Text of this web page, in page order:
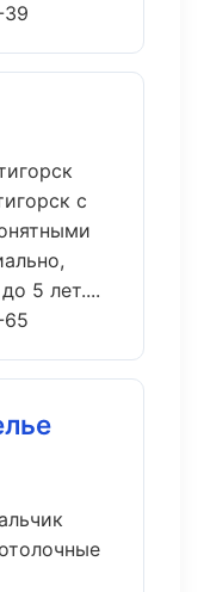
с
5 лет....